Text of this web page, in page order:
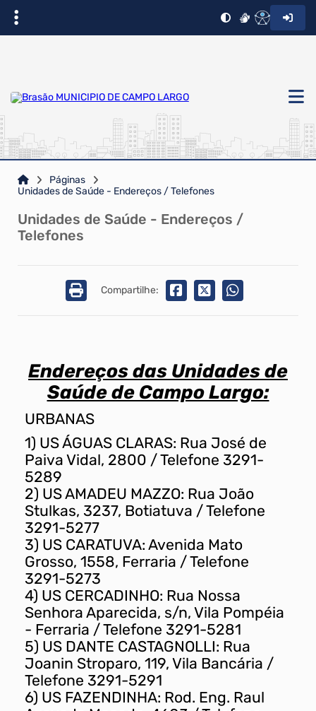
Páginas
Unidades de Saúde - Endereços / Telefones
Unidades de Saúde - Endereços /
Telefones
Compartilhe:
Endereços das Unidades de
Saúde de Campo Largo:
URBANAS
1) US ÁGUAS CLARAS: Rua José de
Paiva Vidal, 2800 / Telefone 3291-
5289
2) US AMADEU MAZZO: Rua João
Stulkas, 3237, Botiatuva / Telefone
3291-5277
3) US CARATUVA: Avenida Mato
Grosso, 1558, Ferraria / Telefone
3291-5273
4) US CERCADINHO: Rua Nossa
Senhora Aparecida, s/n, Vila Pompéia
- Ferraria / Telefone 3291-5281
5) US DANTE CASTAGNOLLI: Rua
Joanin Stroparo, 119, Vila Bancária /
Telefone 3291-5291
6) US FAZENDINHA: Rod. Eng. Raul